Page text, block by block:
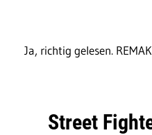
Ja, richtig gelesen.
Street